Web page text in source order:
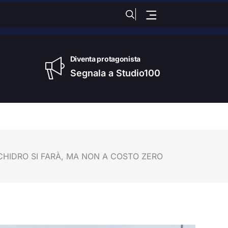
Diventa protagonista
Segnala a Studio100
SI FARÀ, MA NON A COSTO ZERO